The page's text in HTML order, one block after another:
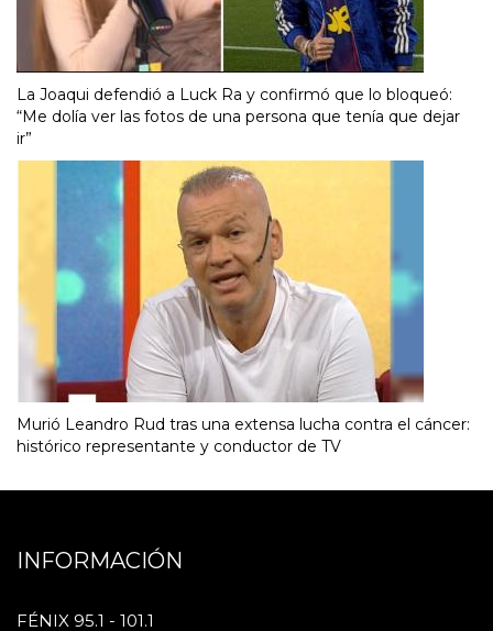
La Joaqui defendió a Luck Ra y confirmó que lo bloqueó:
“Me dolía ver las fotos de una persona que tenía que dejar
ir”
Murió Leandro Rud tras una extensa lucha contra el cáncer:
histórico representante y conductor de TV
INFORMACIÓN
FÉNIX 95.1 - 101.1